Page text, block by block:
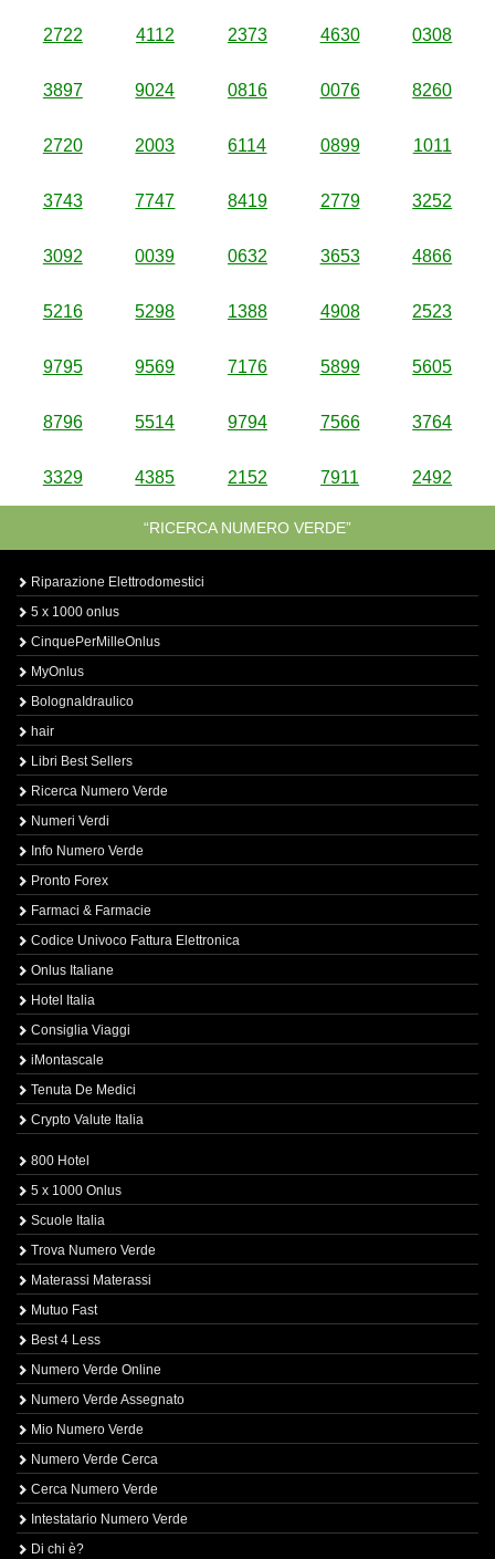
2722 4112 2373 4630 0308
3897 9024 0816 0076 8260
2720 2003 6114 0899 1011
3743 7747 8419 2779 3252
3092 0039 0632 3653 4866
5216 5298 1388 4908 2523
9795 9569 7176 5899 5605
8796 5514 9794 7566 3764
3329 4385 2152 7911 2492
“RICERCA NUMERO VERDE”
Riparazione Elettrodomestici
5 x 1000 onlus
CinquePerMilleOnlus
MyOnlus
BolognaIdraulico
hair
Libri Best Sellers
Ricerca Numero Verde
Numeri Verdi
Info Numero Verde
Pronto Forex
Farmaci & Farmacie
Codice Univoco Fattura Elettronica
Onlus Italiane
Hotel Italia
Consiglia Viaggi
iMontascale
Tenuta De Medici
Crypto Valute Italia
800 Hotel
5 x 1000 Onlus
Scuole Italia
Trova Numero Verde
Materassi Materassi
Mutuo Fast
Best 4 Less
Numero Verde Online
Numero Verde Assegnato
Mio Numero Verde
Numero Verde Cerca
Cerca Numero Verde
Intestatario Numero Verde
Di chi è?